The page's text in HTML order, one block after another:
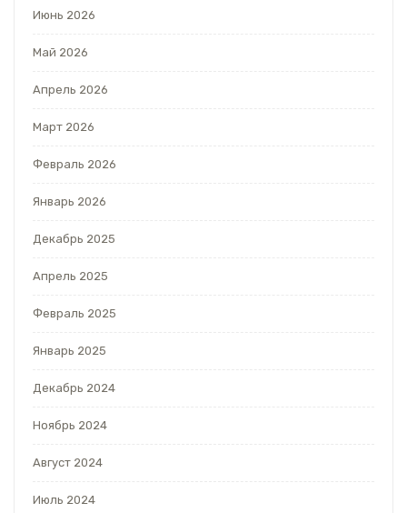
Июнь 2026
Май 2026
Апрель 2026
Март 2026
Февраль 2026
Январь 2026
Декабрь 2025
Апрель 2025
Февраль 2025
Январь 2025
Декабрь 2024
Ноябрь 2024
Август 2024
Июль 2024